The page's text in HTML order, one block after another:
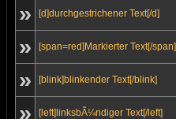
» [d]durchgestrichener Text[/d]
» [span=red]Markierter Text[/span]
» [blink]blinkender Text[/blink]
» [left]linksbÃ¼ndiger Text[/left]